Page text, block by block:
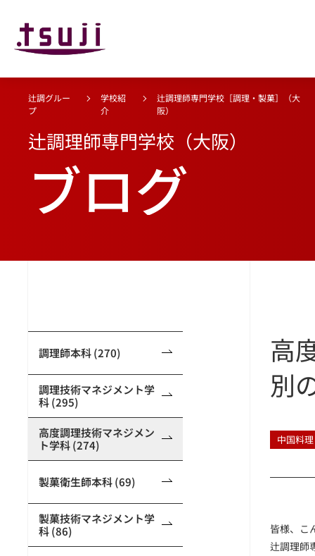
辻調グルー
プ
学校紹
介
辻調理師専門学校［調理・製菓］（大
阪）
辻調理師専門学校（大阪）
ブログ
調理師本科 (270)
調理技術マネジメント学
科 (295)
高度調理技術マネジメン
ト学科 (274)
製菓衛生師本科 (69)
製菓技術マネジメント学
科 (86)
高
別
中国料理
皆様、こ
辻調理師